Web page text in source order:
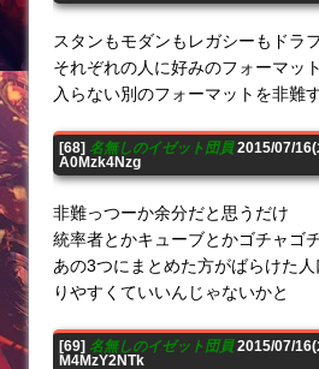
スタンもモダンもレガシーもドラ
それぞれの人に好みのフォーマッ
入らない別のフォーマットを非難
[68] 名無しのイゼット団員2015/07/16(
A0Mzk4Nzg
非難っつーか余分だと思うだけ
統率者とかキューブとかゴチャゴ
あの3つにまとめた方がばらけた
りやすくていいんじゃないかと
[69] 名無しのイゼット団員2015/07/16(
M4MzY2NTk